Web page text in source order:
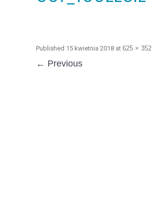
Published 15 kwietnia 2018 at 625 × 352
← Previous